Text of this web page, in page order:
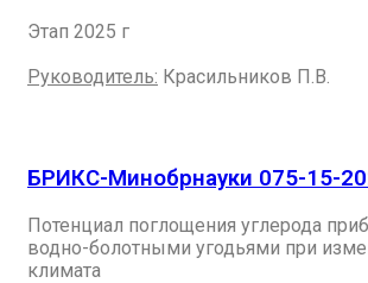
Этап 2025 г
Руководитель: Красильников П.В.
БРИКС-Минобрнауки 075-15-
Потенциал поглощения углерода
водно-болотными угодьями при
климата